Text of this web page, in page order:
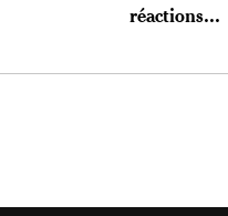
réactions...